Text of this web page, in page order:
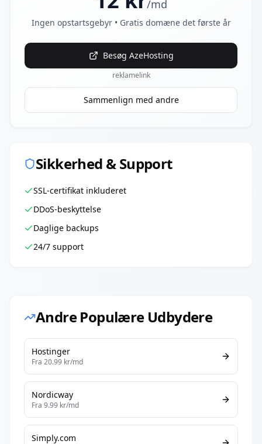
/md
Ingen opstartsgebyr • Gratis domæne det første år
Besøg AzeHosting
reklamelink
Sammenlign med andre
Sikkerhed & Support
SSL-certifikat inkluderet
DDoS-beskyttelse
Daglige backups
24/7 support
Andre Populære Udbydere
Hostinger
Fra 20.99 kr/md
Nordicway
Fra 9.99 kr/md
Simply.com